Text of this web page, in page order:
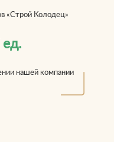
«Строй Колодец»
ед.
нашей компании